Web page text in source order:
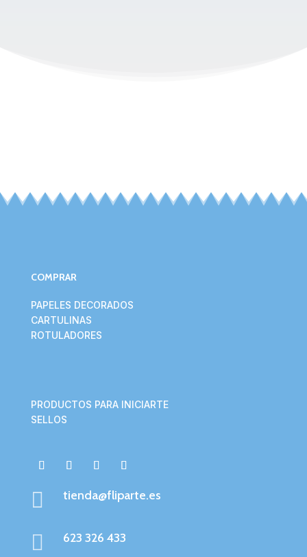
COMPRAR
PAPELES DECORADOS
CARTULINAS
ROTULADORES
PRODUCTOS PARA INICIARTE
SELLOS
 tienda@fliparte.es
 623 326 433